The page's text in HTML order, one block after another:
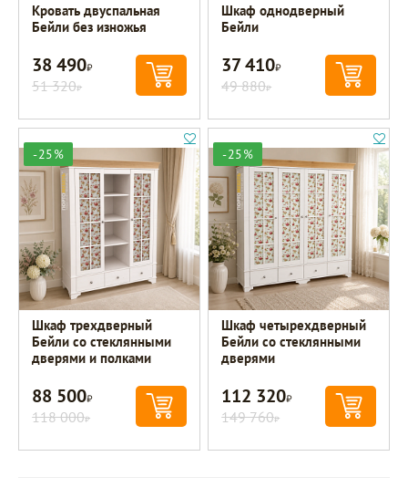
Кровать двуспальная
Бейли без изножья
38 490Р
51 320Р
Шкаф однодверный
Бейли
37 410Р
49 880Р
-25%
Шкаф трехдверный
Бейли со стеклянными
дверями и полками
88 500Р
118 000Р
-25%
Шкаф четырехдверный
Бейли со стеклянными
дверями
112 320Р
149 760Р